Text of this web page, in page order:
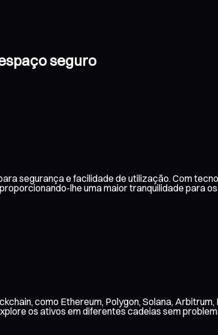
seguro
segurança e facilidade de utilização. Com
lhe uma maior tranquilidade para
como Ethereum, Polygon, Solana, Arbitrum,
os ativos em diferentes cadeias sem